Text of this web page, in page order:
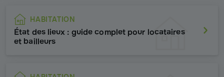
HABITATION
État des lieux : guide complet pour locataires
et bailleurs